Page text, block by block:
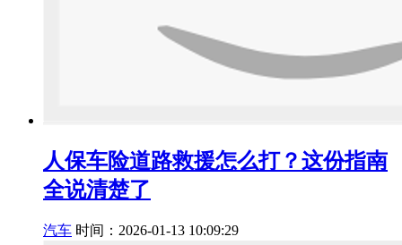
人保车险道路救援怎么打？这份指南
全说清楚了
汽车 时间：2026-01-13 10:09:29